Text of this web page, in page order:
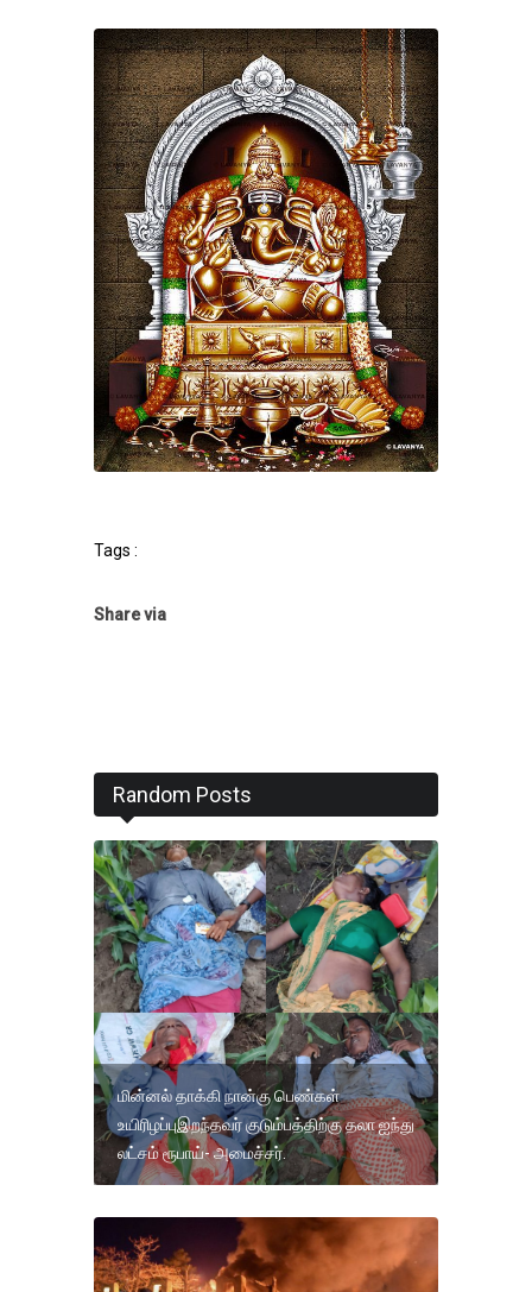
Tags :
Share via
Random Posts
மின்னல் தாக்கி நான்கு பெண்கள்
உயிரிழப்புஇறந்தவர் குடும்பத்திற்கு தலா ஐந்து
லட்சம் ரூபாய்- அமைச்சர்.